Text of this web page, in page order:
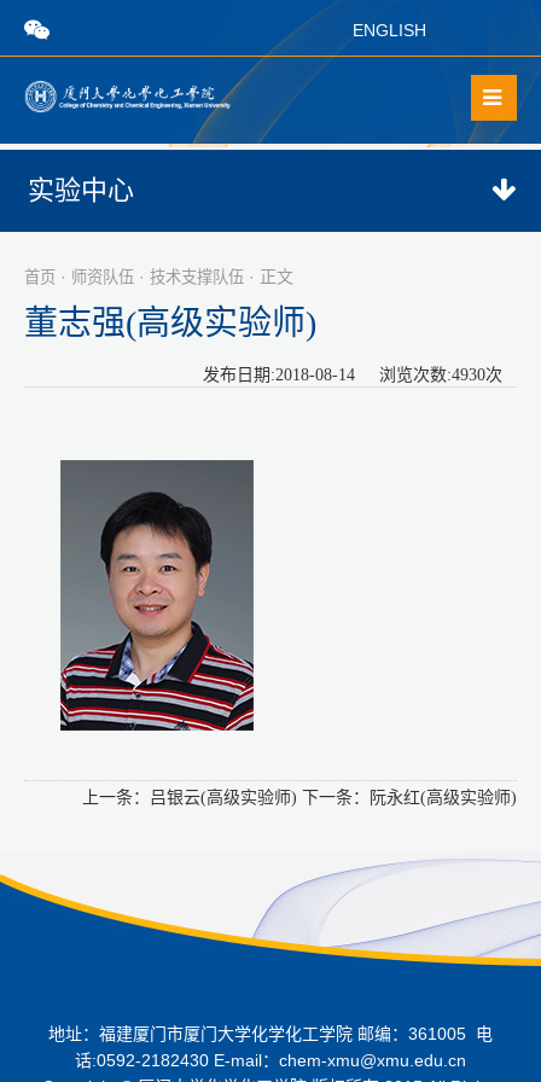
ENGLISH
实验中心
首页 · 师资队伍 · 技术支撑队伍 · 正文
董志强(高级实验师)
发布日期:2018-08-14 浏览次数:4930次
上一条： 吕银云(高级实验师) 下一条： 阮永红(高级实验师)
地址：福建厦门市厦门大学化学化工学院 邮编：361005 电
话:0592-2182430 E-mail：chem-xmu@xmu.edu.cn